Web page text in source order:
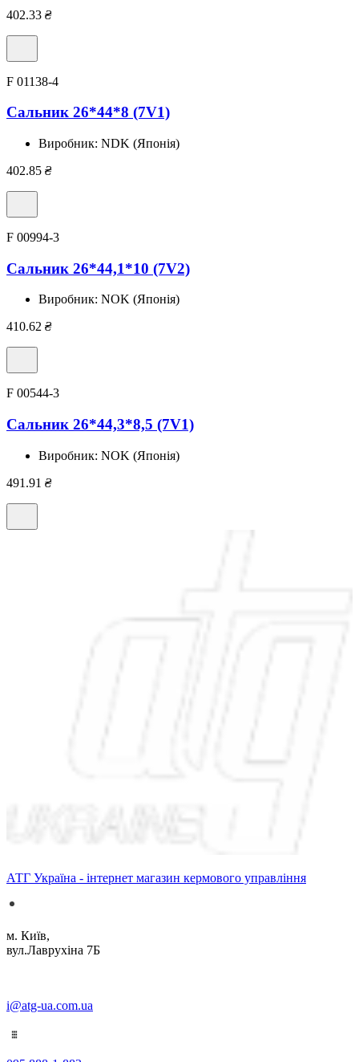
402.33 ₴
F 01138-4
Сальник 26*44*8 (7V1)
Виробник: NDK (Японія)
402.85 ₴
F 00994-3
Сальник 26*44,1*10 (7V2)
Виробник: NOK (Японія)
410.62 ₴
F 00544-3
Сальник 26*44,3*8,5 (7V1)
Виробник: NOK (Японія)
491.91 ₴
АТГ Україна - інтернет магазин кермового управління
м. Київ,
вул.Лаврухіна 7Б
i@atg-ua.com.ua